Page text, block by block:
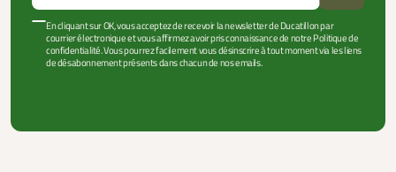
En cliquant sur OK, vous acceptez de recevoir la newsletter de Ducatillon par
courrier électronique et vous affirmez avoir pris connaissance de notre Politique de
confidentialité. Vous pourrez facilement vous désinscrire à tout moment via les liens
de désabonnement présents dans chacun de nos emails.